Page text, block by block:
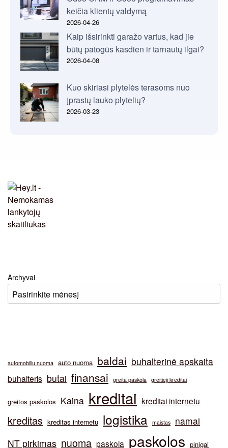
keičia klientų valdymą
2026-04-26
Kaip išsirinkti garažo vartus, kad jie
būtų patogūs kasdien ir tarnautų ilgai?
2026-04-08
Kuo skiriasi plytelės terasoms nuo
įprastų lauko plytelių?
2026-03-23
Archyvai
automobiliu nuoma auto nuoma baldai buhalterinė apskaita
buhalteris butai finansai greita paskola greitieji kreditai
greitos paskolos Kaina kreditai kreditai internetu
kreditas kreditas internetu logistika maistas
namai
NT pirkimas nuoma paskola paskolos pinigai